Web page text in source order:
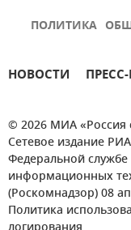
ПОЛИТИКА
НОВОСТИ
© 2026 МИА «Россия
Сетевое издание
Федеральной
информационных
(Роскомнадзор) 08
Политика